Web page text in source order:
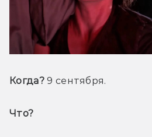
Когда? 9 сентября.
Что?